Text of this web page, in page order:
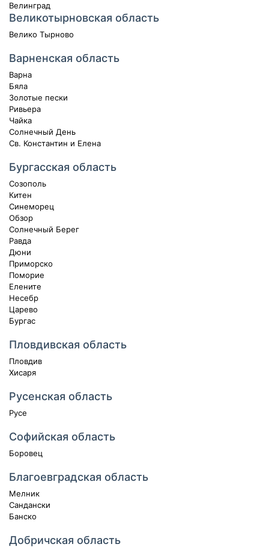
Велинград
Великотырновская область
Велико Тырново
Варненская область
Варна
Бяла
Золотые пески
Ривьера
Чайка
Солнечный День
Св. Константин и Елена
Бургасская область
Созополь
Китен
Синеморец
Обзор
Солнечный Берег
Равда
Дюни
Приморско
Поморие
Елените
Несебр
Царево
Бургас
Пловдивская область
Пловдив
Хисаря
Русенская область
Русе
Софийская область
Боровец
Благоевградская область
Мелник
Сандански
Банско
Добричская область